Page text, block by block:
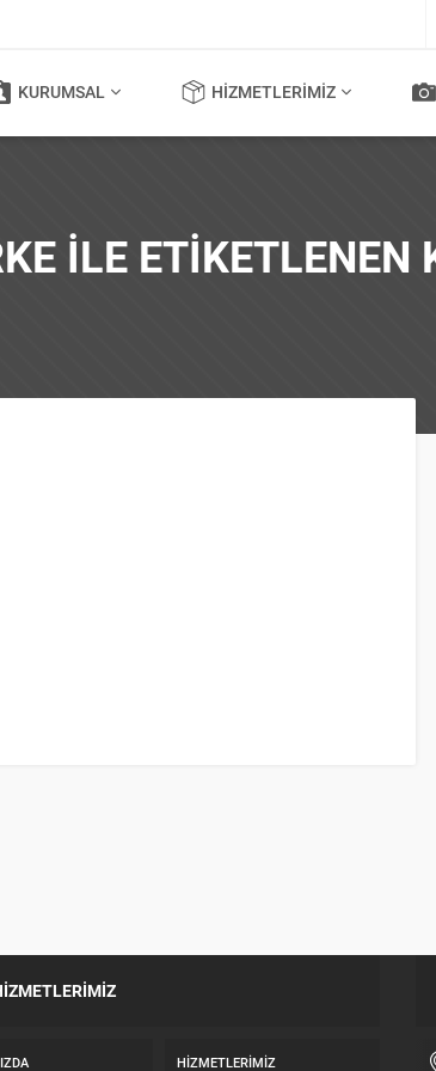
KURUMSAL HIZMETLERIMIZ
ILE ETIKETLENEN
HIZMETLERIMIZ